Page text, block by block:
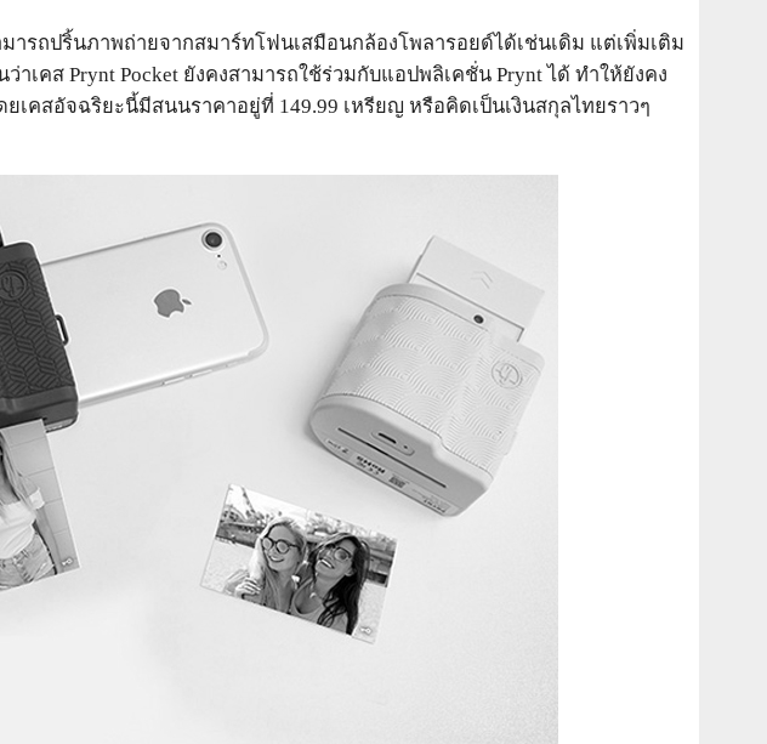
รถปริ้นภาพถ่ายจากสมาร์ทโฟนเสมือนกล้องโพลารอยด์ได้เช่นเดิม แต่เพิ่มเติม
เคส Prynt Pocket ยังคงสามารถใช้ร่วมกับแอปพลิเคชั่น Prynt ได้ ทำให้ยังคง
ยเคสอัจฉริยะนี้มีสนนราคาอยู่ที่ 149.99 เหรียญ หรือคิดเป็นเงินสกุลไทยราวๆ